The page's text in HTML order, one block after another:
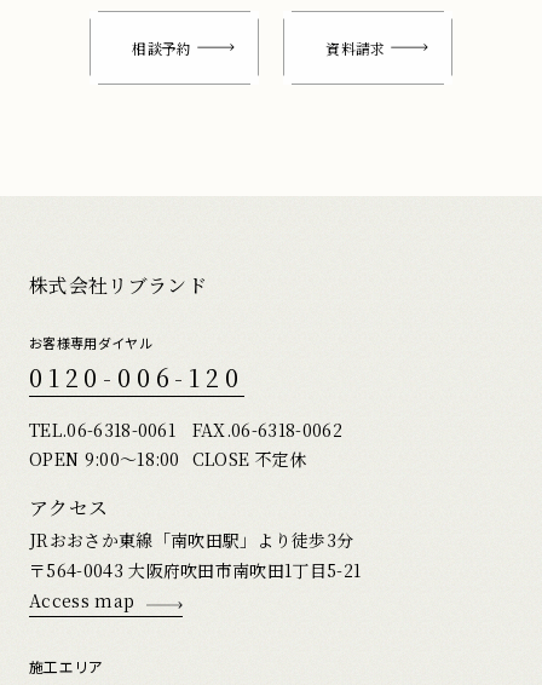
相談予約 資料請求
株式会社リブランド
お客様専用ダイヤル
0120-006-120
TEL.06-6318-0061
FAX.06-6318-0062
OPEN 9:00〜18:00 CLOSE 不定休
アクセス
JRおおさか東線「南吹田駅」より徒歩3分
〒564-0043 大阪府吹田市南吹田1丁目5-21
Access map
施工エリア